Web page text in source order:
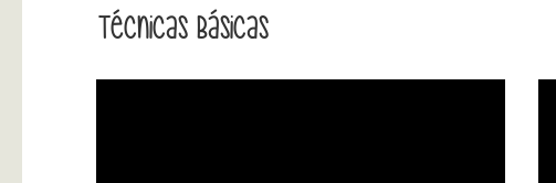
Técnicas Básicas